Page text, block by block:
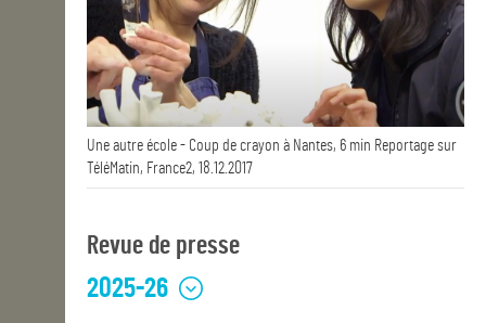
Une autre école - Coup de crayon à Nantes, 6 min Reportage sur
TéléMatin, France2, 18.12.2017
Revue de presse
2025-26